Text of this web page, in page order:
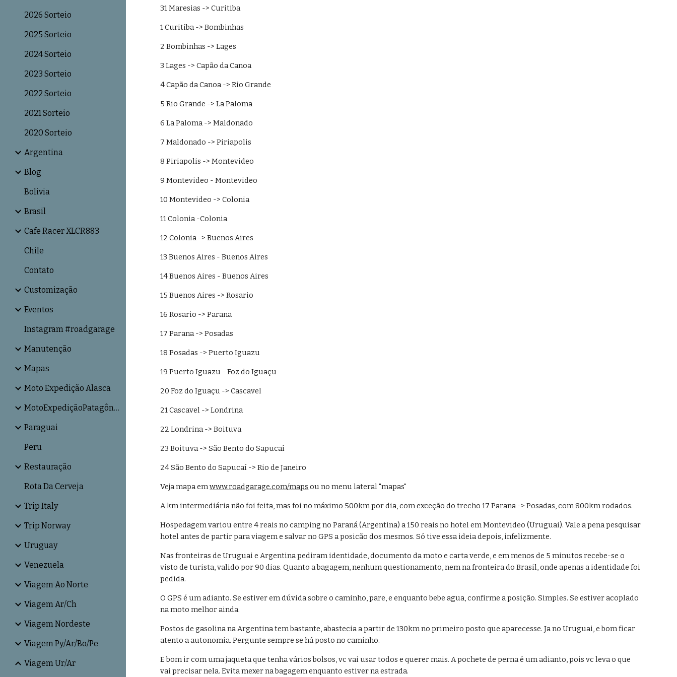
2026 Sorteio
2025 Sorteio
2024 Sorteio
2023 Sorteio
2022 Sorteio
2021 Sorteio
2020 Sorteio
Argentina
Blog
Bolivia
Brasil
Cafe Racer XLCR883
Chile
Contato
Customização
Eventos
Instagram #roadgarage
Manutenção
Mapas
Moto Expedição Alasca
MotoExpediçãoPatagônia
Paraguai
Peru
Restauração
Rota Da Cerveja
Trip Italy
Trip Norway
Uruguay
Venezuela
Viagem Ao Norte
Viagem Ar/Ch
Viagem Nordeste
Viagem Py/Ar/Bo/Pe
Viagem Ur/Ar
31 Maresias -> Curitiba
1 Curitiba -> Bombinhas
2 Bombinhas -> Lages
3 Lages -> Capão da Canoa
4 Capão da Canoa -> Rio Grande
5 Rio Grande -> La Paloma
6 La Paloma -> Maldonado
7 Maldonado -> Piriapolis
8 Piriapolis -> Montevideo
9 Montevideo - Montevideo
10 Montevideo -> Colonia
11 Colonia -Colonia
12 Colonia -> Buenos Aires
13 Buenos Aires - Buenos Aires
14 Buenos Aires - Buenos Aires
15 Buenos Aires -> Rosario
16 Rosario -> Parana
17 Parana -> Posadas
18 Posadas -> Puerto Iguazu
19 Puerto Iguazu - Foz do Iguaçu
20 Foz do Iguaçu -> Cascavel
21 Cascavel -> Londrina
22 Londrina -> Boituva
23 Boituva -> São Bento do Sapucaí
24 São Bento do Sapucaí -> Rio de Janeiro
Veja mapa em www.roadgarage.com/maps ou no menu lateral "mapas"
A km intermediária não foi feita, mas foi no máximo 500km por dia, com exceção do trecho 17 Parana -> Posadas, com 800km rodados.
Hospedagem variou entre 4 reais no camping no Paraná (Argentina) a 150 reais no hotel em Montevideo (Uruguai). Vale a pena pesquisar
hotel antes de partir para viagem e salvar no GPS a posicão dos mesmos. Só tive essa ideia depois, infelizmente.
Nas fronteiras de Uruguai e Argentina pediram identidade, documento da moto e carta verde, e em menos de 5 minutos recebe-se o
visto de turista, valido por 90 dias. Quanto a bagagem, nenhum questionamento, nem na fronteira do Brasil, onde apenas a identidade foi
pedida.
O GPS é um adianto. Se estiver em dúvida sobre o caminho, pare, e enquanto bebe agua, confirme a posição. Simples. Se estiver acoplado
na moto melhor ainda.
Postos de gasolina na Argentina tem bastante, abastecia a partir de 130km no primeiro posto que aparecesse. Ja no Uruguai, e bom ficar
atento a autonomia. Pergunte sempre se há posto no caminho.
E bom ir com uma jaqueta que tenha vários bolsos, vc vai usar todos e querer mais. A pochete de perna é um adianto, pois vc leva o que
vai precisar nela. Evita mexer na bagagem enquanto estiver na estrada.